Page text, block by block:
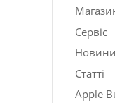
Сервіс
Новини
Статті
Apple